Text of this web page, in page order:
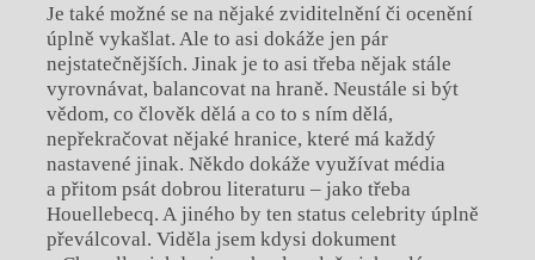
Je také možné se na nějaké zviditelnění či ocenění
úplně vykašlat. Ale to asi dokáže jen pár
nejstatečnějších. Jinak je to asi třeba nějak stále
vyrovnávat, balancovat na hraně. Neustále si být
vědom, co člověk dělá a co to s ním dělá,
nepřekračovat nějaké hranice, které má každý
nastavené jinak. Někdo dokáže využívat média
a přitom psát dobrou literaturu – jako třeba
Houellebecq. A jiného by ten status celebrity úplně
převálcoval. Viděla jsem kdysi dokument